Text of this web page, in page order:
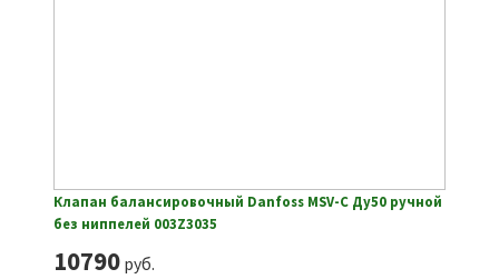
Клапан балансировочный Danfoss MSV-C Ду50 ручной
без ниппелей 003Z3035
10790руб.